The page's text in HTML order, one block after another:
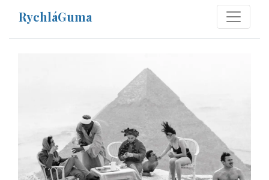
RychláGuma